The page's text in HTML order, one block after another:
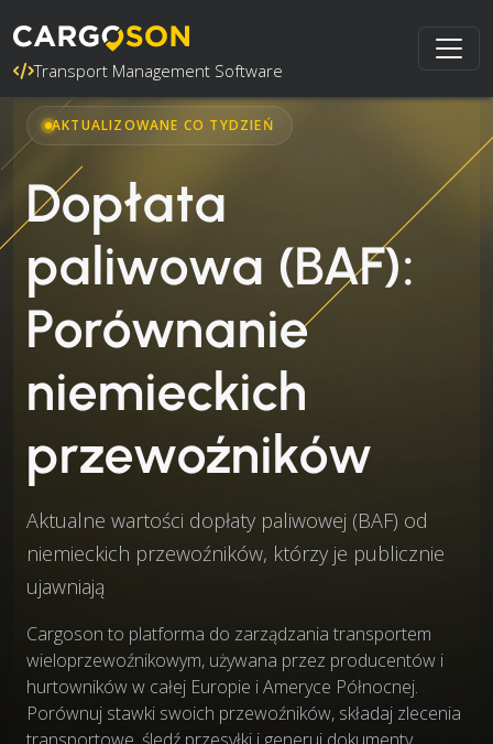
Transport Management Software
AKTUALIZOWANE CO TYDZIEŃ
Dopłata
paliwowa (BAF):
Porównanie
niemieckich
przewoźników
Aktualne wartości dopłaty paliwowej (BAF) od
niemieckich przewoźników, którzy je publicznie
ujawniają
Cargoson to platforma do zarządzania transportem
wieloprzewoźnikowym, używana przez producentów i
hurtowników w całej Europie i Ameryce Północnej.
Porównuj stawki swoich przewoźników, składaj zlecenia